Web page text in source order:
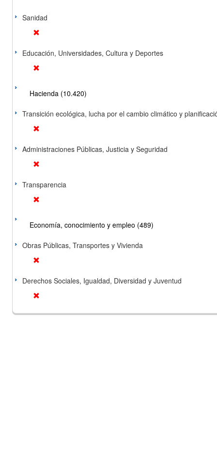
Sanidad
Educación, Universidades, Cultura y Deportes
Hacienda (10.420)
Transición ecológica, lucha por el cambio climático y
Administraciones Públicas, Justicia y Seguridad
Transparencia
Economía, conocimiento y empleo (489)
Obras Públicas, Transportes y Vivienda
Derechos Sociales, Igualdad, Diversidad y Juventud